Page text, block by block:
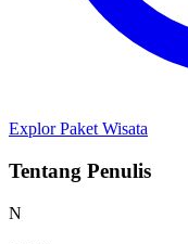
Explor Paket Wisata
Tentang Penulis
N